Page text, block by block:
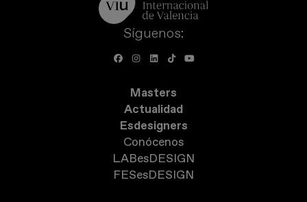
Síguenos:
Masters
Actualidad
Esdesigners
Conócenos
LABesDESIGN
FESesDESIGN